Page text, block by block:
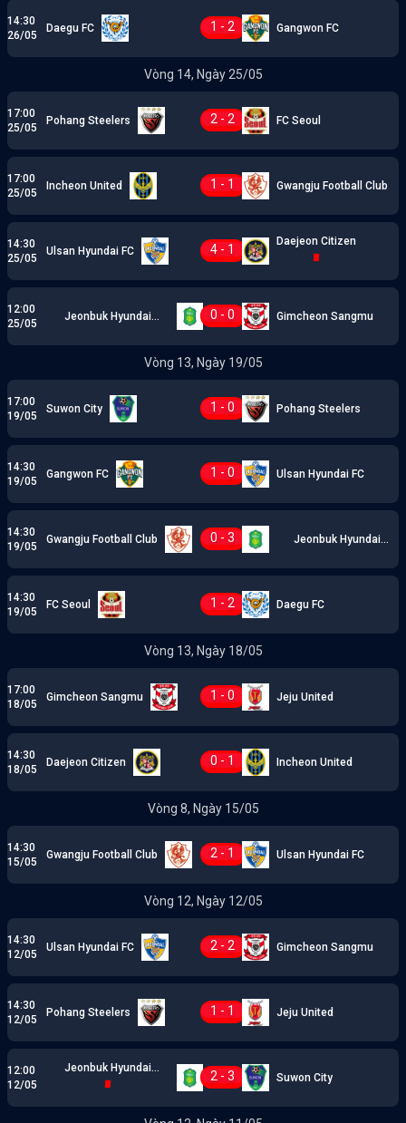
14:30
26/05
Daegu FC 1 - 2 Gangwon FC
Vòng 14, Ngày 25/05
17:00
25/05
Pohang Steelers 2 - 2 FC Seoul
17:00
25/05
Incheon United 1 - 1 Gwangju Football Club
14:30
25/05
Ulsan Hyundai FC 4 - 1
Daejeon Citizen
12:00
25/05
Jeonbuk Hyundai
0 - 0 Gimcheon Sangmu
Vòng 13, Ngày 19/05
17:00
19/05
Suwon City 1 - 0 Pohang Steelers
14:30
19/05
Gangwon FC 1 - 0 Ulsan Hyundai FC
14:30
19/05
Gwangju Football Club 0 - 3
Jeonbuk Hyundai
14:30
19/05
FC Seoul 1 - 2 Daegu FC
Vòng 13, Ngày 18/05
17:00
18/05
Gimcheon Sangmu 1 - 0 Jeju United
14:30
18/05
Daejeon Citizen 0 - 1 Incheon United
Vòng 8, Ngày 15/05
14:30
15/05
Gwangju Football Club 2 - 1 Ulsan Hyundai FC
Vòng 12, Ngày 12/05
14:30
12/05
Ulsan Hyundai FC 2 - 2 Gimcheon Sangmu
14:30
12/05
Pohang Steelers 1 - 1 Jeju United
12:00
12/05
Jeonbuk Hyundai
Motors
2 - 3 Suwon City